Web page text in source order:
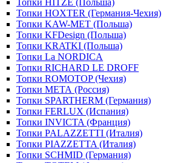
Топки HITZE (Польша)
Топки HOXTER (Германия-Чехия)
Топки KAW-MET (Польша)
Топки KFDesign (Польша)
Топки KRATKI (Польша)
Топки La NORDICA
Топки RICHARD LE DROFF
Топки ROMOTOP (Чехия)
Топки МЕТА (Россия)
Топки SPARTHERM (Германия)
Топки FERLUX (Испания)
Топки INVICTA (Франция)
Топки PALAZZETTI (Италия)
Топки PIAZZETTA (Италия)
Топки SCHMID (Германия)